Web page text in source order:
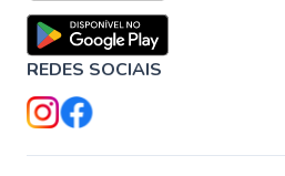
REDES SOCIAIS